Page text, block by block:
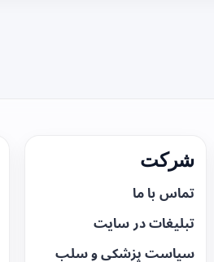
شرکت
تماس با ما
تبلیغات در سایت
سیاست پزشکی و سلب